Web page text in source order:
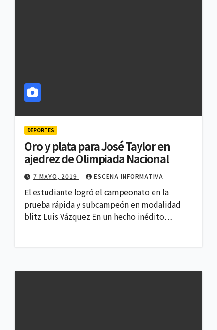
DEPORTES
Oro y plata para José Taylor en
ajedrez de Olimpiada Nacional
7 MAYO, 2019 ESCENA INFORMATIVA
El estudiante logró el campeonato en la
prueba rápida y subcampeón en modalidad
blitz Luis Vázquez En un hecho inédito…